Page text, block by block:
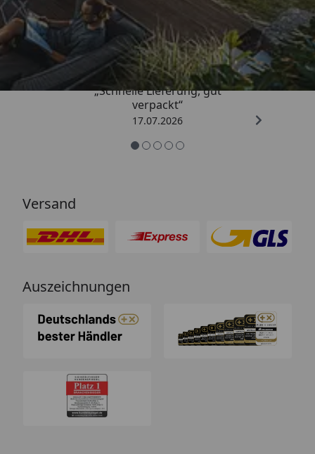
Trusted Shops
4,64/ 5
„Schnelle Lieferung, gut
verpackt“
17.07.2026
Versand
Auszeichnungen